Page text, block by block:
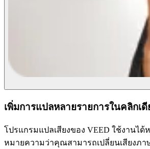
เพิ่มการแปลหลายรายการในคลิกเดี
โปรแกรมแปลเสียงของ VEED ใช้งานได้
หมายความว่าคุณสามารถเปลี่ยนเสียงภา